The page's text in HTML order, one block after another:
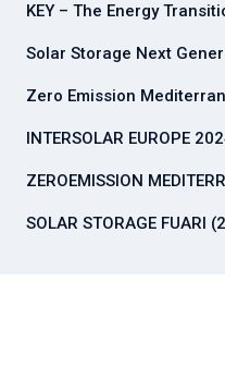
KEY – The Energy
Solar Storage Next
Zero Emission
INTERSOLAR EUROPE
ZEROEMISSION
SOLAR STORAGE FUARI